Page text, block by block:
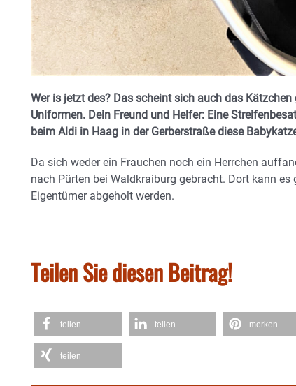
Wer is jetzt des? Das scheint sich auch das
Uniformen. Dein Freund und Helfer: Eine
beim Aldi in Haag in der Gerberstraße diese
Da sich weder ein Frauchen noch ein Herrchen
nach Pürten bei Waldkraiburg gebracht. Dort kann
Eigentümer abgeholt werden.
Teilen Sie diesen Beitrag!
teilen teilen merken
teilen